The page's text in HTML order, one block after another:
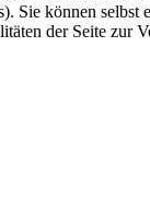
Sie können selbst
der Seite zur